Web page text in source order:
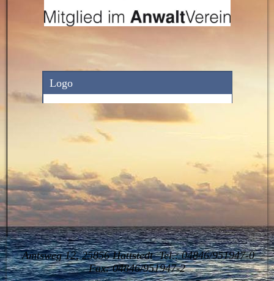
Amtsweg 12, 25856 Hattstedt Tel.: 04846/951947-0
Fax: 04846/951947-2